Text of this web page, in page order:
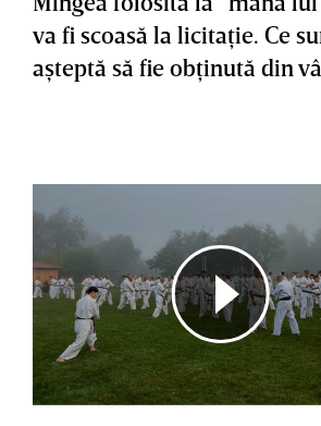
va fi scoasă la licitaţie. Ce
aşteptă să fie obţinută din